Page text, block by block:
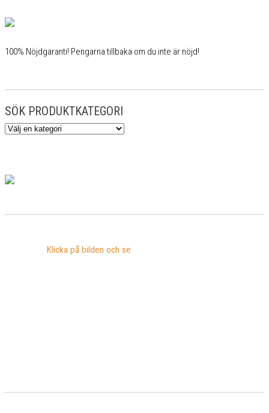
100% Nöjdgaranti! Pengarna tillbaka om du inte är nöjd!
SÖK PRODUKTKATEGORI
Klicka på bilden och se